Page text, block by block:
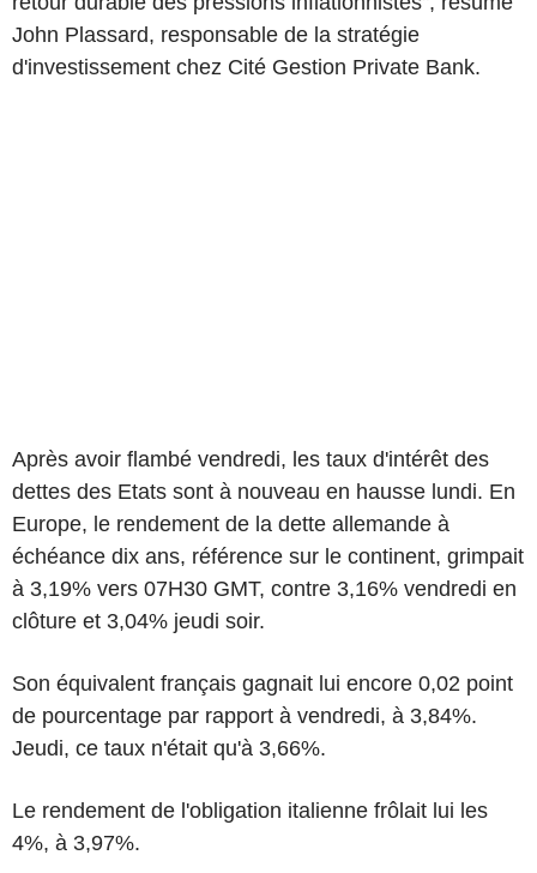
John Plassard, responsable de la stratégie
d'investissement chez Cité Gestion Private Bank.
Après avoir flambé vendredi, les taux d'intérêt des
dettes des Etats sont à nouveau en hausse lundi. En
Europe, le rendement de la dette allemande à
échéance dix ans, référence sur le continent, grimpait
à 3,19% vers 07H30 GMT, contre 3,16% vendredi en
clôture et 3,04% jeudi soir.
Son équivalent français gagnait lui encore 0,02 point
de pourcentage par rapport à vendredi, à 3,84%.
Jeudi, ce taux n'était qu'à 3,66%.
Le rendement de l'obligation italienne frôlait lui les
4%, à 3,97%.